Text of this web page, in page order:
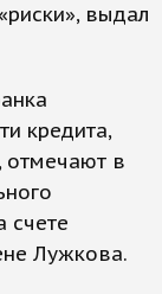
выдал
кредита,
отмечают в
счете
Лужкова.